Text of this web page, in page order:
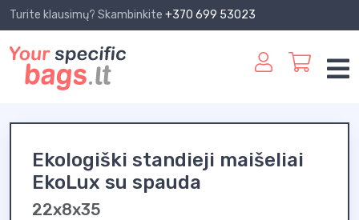
Turite klausimų? Skambinkite +370 699 53023
Ekologiški standieji maišeliai
EkoLux su spauda
22x8x35